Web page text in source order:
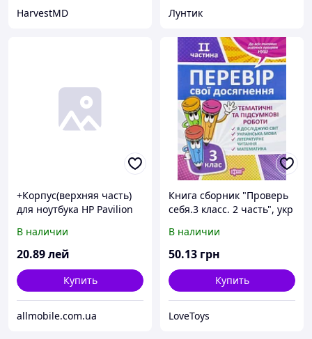
HarvestMD Лунтик
+Корпус(верхняя часть)
для ноутбука HP Pavilion
DV6- 3100/ DV6T- 3000/
DV6Z- 3000
В наличии
20.89лей
Купить
allmobile.com.ua
Книга сборник "Проверь
себя.3 класс. 2 часть", укр
В наличии
50.13 грн
Купить
LoveToys